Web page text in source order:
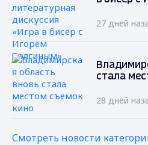
27 дней
стала
28 дней
Смотреть новости